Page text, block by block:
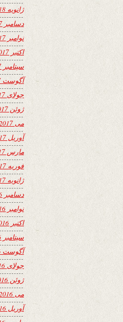
ژانویه 2018
دسامبر 2017
نوامبر 2017
اکتبر 2017
سپتامبر 2017
آگوست 2017
جولای 2017
ژوئن 2017
می 2017
آوریل 2017
مارس 2017
فوریه 2017
ژانویه 2017
دسامبر 2016
نوامبر 2016
اکتبر 2016
سپتامبر 2016
آگوست 2016
جولای 2016
ژوئن 2016
می 2016
آوریل 2016